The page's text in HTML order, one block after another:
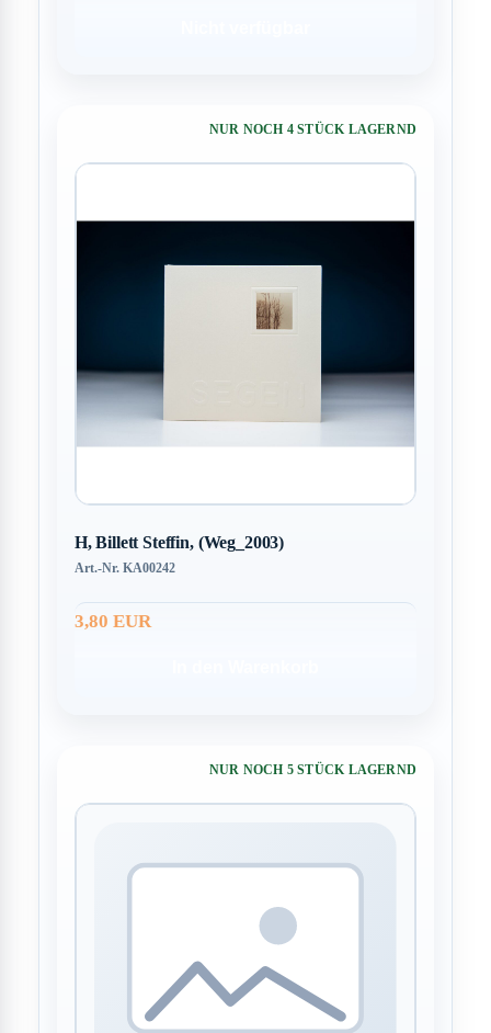
NUR NOCH 4 STÜCK LAGERND
H, Billett Steffin, (Weg_2003)
Art.-Nr. KA00242
3,80 EUR
NUR NOCH 5 STÜCK LAGERND